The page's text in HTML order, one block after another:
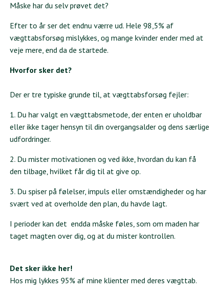
Måske har du selv prøvet det?
Efter to år ser det endnu værre ud. Hele 98,5% af
vægttabsforsøg mislykkes, og mange kvinder ender med at
veje mere, end da de startede.
Hvorfor sker det?
Der er tre typiske grunde til, at vægttabsforsøg fejler:
1. Du har valgt en vægttabsmetode, der enten er uholdbar
eller ikke tager hensyn til din overgangsalder og dens særlige
udfordringer.
2. Du mister motivationen og ved ikke, hvordan du kan få
den tilbage, hvilket får dig til at give op.
3. Du spiser på følelser, impuls eller omstændigheder og har
svært ved at overholde den plan, du havde lagt.
I perioder kan det endda måske føles, som om maden har
taget magten over dig, og at du mister kontrollen.
Det sker ikke her!
Hos mig lykkes 95% af mine klienter med deres vægttab.